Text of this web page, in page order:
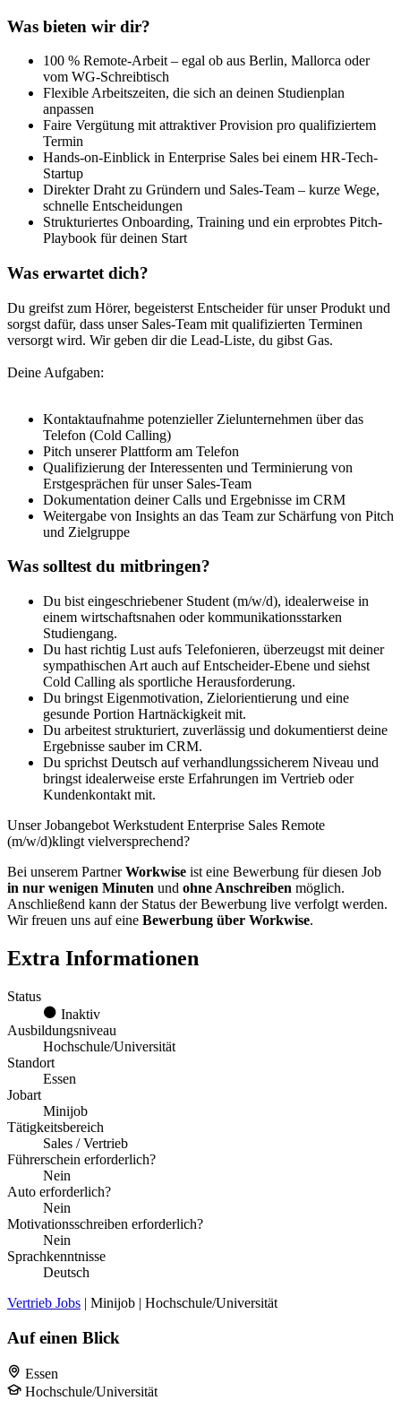
Was bieten wir dir?
100 % Remote-Arbeit – egal ob aus Berlin, Mallorca oder
vom WG-Schreibtisch
Flexible Arbeitszeiten, die sich an deinen Studienplan
anpassen
Faire Vergütung mit attraktiver Provision pro qualifiziertem
Termin
Hands-on-Einblick in Enterprise Sales bei einem HR-Tech-
Startup
Direkter Draht zu Gründern und Sales-Team – kurze Wege,
schnelle Entscheidungen
Strukturiertes Onboarding, Training und ein erprobtes Pitch-
Playbook für deinen Start
Was erwartet dich?
Du greifst zum Hörer, begeisterst Entscheider für unser Produkt und
sorgst dafür, dass unser Sales-Team mit qualifizierten Terminen
versorgt wird. Wir geben dir die Lead-Liste, du gibst Gas.
Deine Aufgaben:
Kontaktaufnahme potenzieller Zielunternehmen über das
Telefon (Cold Calling)
Pitch unserer Plattform am Telefon
Qualifizierung der Interessenten und Terminierung von
Erstgesprächen für unser Sales-Team
Dokumentation deiner Calls und Ergebnisse im CRM
Weitergabe von Insights an das Team zur Schärfung von Pitch
und Zielgruppe
Was solltest du mitbringen?
Du bist eingeschriebener Student (m/w/d), idealerweise in
einem wirtschaftsnahen oder kommunikationsstarken
Studiengang.
Du hast richtig Lust aufs Telefonieren, überzeugst mit deiner
sympathischen Art auch auf Entscheider-Ebene und siehst
Cold Calling als sportliche Herausforderung.
Du bringst Eigenmotivation, Zielorientierung und eine
gesunde Portion Hartnäckigkeit mit.
Du arbeitest strukturiert, zuverlässig und dokumentierst deine
Ergebnisse sauber im CRM.
Du sprichst Deutsch auf verhandlungssicherem Niveau und
bringst idealerweise erste Erfahrungen im Vertrieb oder
Kundenkontakt mit.
Unser Jobangebot Werkstudent Enterprise Sales Remote
(m/w/d)klingt vielversprechend?
Bei unserem PartnerWorkwise ist eine Bewerbung für diesen Job
in nur wenigen Minuten und ohne Anschreiben möglich.
Anschließend kann der Status der Bewerbung live verfolgt werden.
Wir freuen uns auf eine Bewerbung über Workwise.
Extra Informationen
Status
Inaktiv
Ausbildungsniveau
Hochschule/Universität
Standort
Essen
Jobart
Minijob
Tätigkeitsbereich
Sales / Vertrieb
Führerschein erforderlich?
Nein
Auto erforderlich?
Nein
Motivationsschreiben erforderlich?
Nein
Sprachkenntnisse
Deutsch
Vertrieb Jobs | Minijob | Hochschule/Universität
Auf einen Blick
Essen
Hochschule/Universität